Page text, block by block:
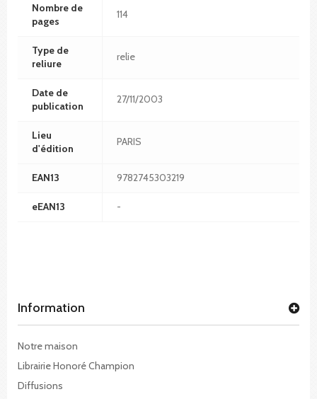
Nombre de
pages
114
Type de
reliure
relie
Date de
publication
27/11/2003
Lieu
d'édition
PARIS
EAN13 9782745303219
eEAN13 -
Information
Notre maison
Librairie Honoré Champion
Diffusions